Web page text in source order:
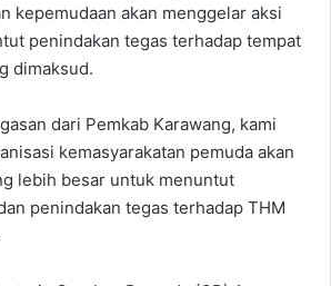
kepemudaan akan menggelar aksi
penindakan tegas terhadap tempat
dimaksud.
dari Pemkab Karawang, kami
kemasyarakatan pemuda akan
lebih besar untuk menuntut
penindakan tegas terhadap THM